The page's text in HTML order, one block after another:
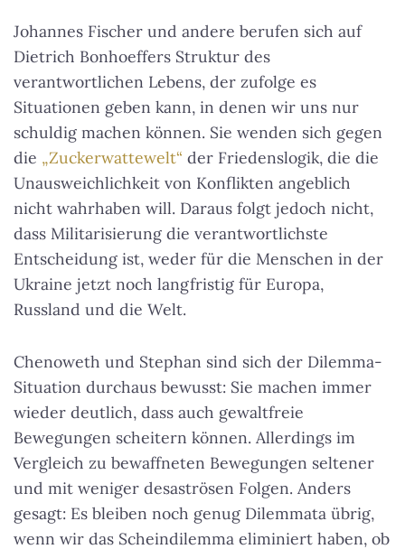
Johannes Fischer und andere berufen sich auf
Dietrich Bonhoeffers Struktur des
verantwortlichen Lebens, der zufolge es
Situationen geben kann, in denen wir uns nur
schuldig machen können. Sie wenden sich gegen
die „Zuckerwattewelt“ der Friedenslogik, die die
Unausweichlichkeit von Konflikten angeblich
nicht wahrhaben will. Daraus folgt jedoch nicht,
dass Militarisierung die verantwortlichste
Entscheidung ist, weder für die Menschen in der
Ukraine jetzt noch langfristig für Europa,
Russland und die Welt.
Chenoweth und Stephan sind sich der Dilemma-
Situation durchaus bewusst: Sie machen immer
wieder deutlich, dass auch gewaltfreie
Bewegungen scheitern können. Allerdings im
Vergleich zu bewaffneten Bewegungen seltener
und mit weniger desaströsen Folgen. Anders
gesagt: Es bleiben noch genug Dilemmata übrig,
wenn wir das Scheindilemma eliminiert haben, ob